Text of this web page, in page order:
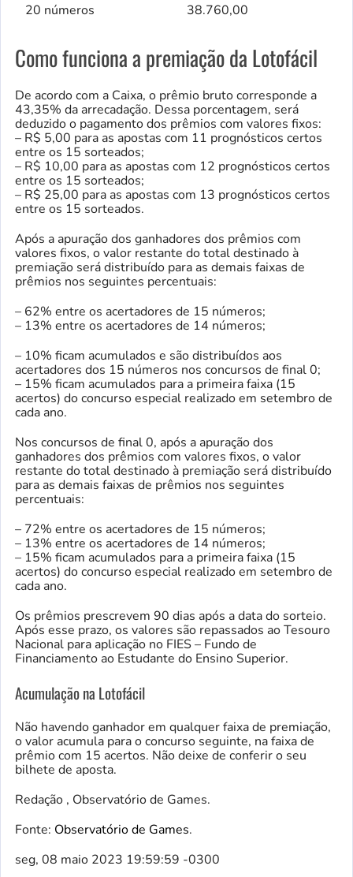
20 números
38.760,00
Como funciona a premiação da Lotofácil
De acordo com a Caixa, o prêmio bruto corresponde a
43,35% da arrecadação. Dessa porcentagem, será
deduzido o pagamento dos prêmios com valores fixos:
– R$ 5,00 para as apostas com 11 prognósticos certos
entre os 15 sorteados;
– R$ 10,00 para as apostas com 12 prognósticos certos
entre os 15 sorteados;
– R$ 25,00 para as apostas com 13 prognósticos certos
entre os 15 sorteados.
Após a apuração dos ganhadores dos prêmios com
valores fixos, o valor restante do total destinado à
premiação será distribuído para as demais faixas de
prêmios nos seguintes percentuais:
– 62% entre os acertadores de 15 números;
– 13% entre os acertadores de 14 números;
– 10% ficam acumulados e são distribuídos aos
acertadores dos 15 números nos concursos de final 0;
– 15% ficam acumulados para a primeira faixa (15
acertos) do concurso especial realizado em setembro de
cada ano.
Nos concursos de final 0, após a apuração dos
ganhadores dos prêmios com valores fixos, o valor
restante do total destinado à premiação será distribuído
para as demais faixas de prêmios nos seguintes
percentuais:
– 72% entre os acertadores de 15 números;
– 13% entre os acertadores de 14 números;
– 15% ficam acumulados para a primeira faixa (15
acertos) do concurso especial realizado em setembro de
cada ano.
Os prêmios prescrevem 90 dias após a data do sorteio.
Após esse prazo, os valores são repassados ao Tesouro
Nacional para aplicação no FIES – Fundo de
Financiamento ao Estudante do Ensino Superior.
Acumulação na Lotofácil
Não havendo ganhador em qualquer faixa de premiação,
o valor acumula para o concurso seguinte, na faixa de
prêmio com 15 acertos. Não deixe de conferir o seu
bilhete de aposta.
Redação , Observatório de Games.
Fonte: Observatório de Games.
seg, 08 maio 2023 19:59:59 -0300